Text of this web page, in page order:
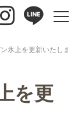
氷上を更新いたしま
を更